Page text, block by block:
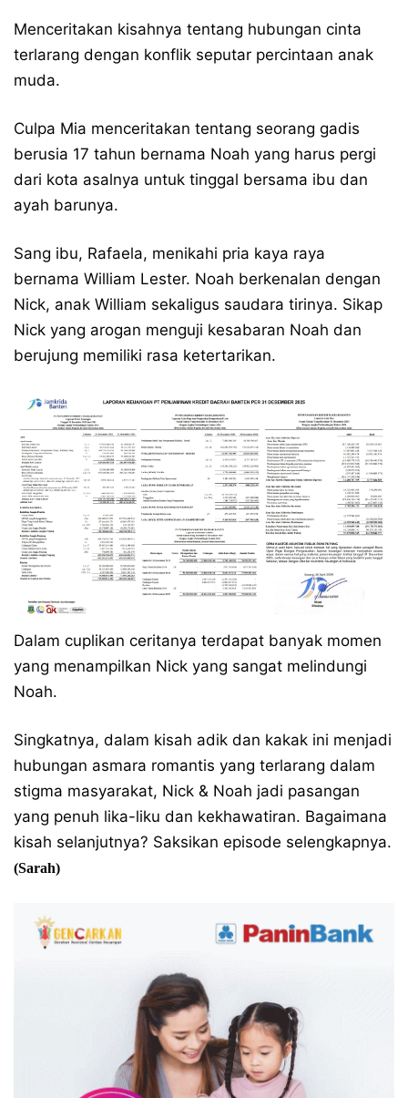
Menceritakan kisahnya tentang hubungan cinta
terlarang dengan konflik seputar percintaan anak
muda.
Culpa Mia menceritakan tentang seorang gadis
berusia 17 tahun bernama Noah yang harus pergi
dari kota asalnya untuk tinggal bersama ibu dan
ayah barunya.
Sang ibu, Rafaela, menikahi pria kaya raya
bernama William Lester. Noah berkenalan dengan
Nick, anak William sekaligus saudara tirinya. Sikap
Nick yang arogan menguji kesabaran Noah dan
berujung memiliki rasa ketertarikan.
Dalam cuplikan ceritanya terdapat banyak momen
yang menampilkan Nick yang sangat melindungi
Noah.
Singkatnya, dalam kisah adik dan kakak ini menjadi
hubungan asmara romantis yang terlarang dalam
stigma masyarakat, Nick & Noah jadi pasangan
yang penuh lika-liku dan kekhawatiran. Bagaimana
kisah selanjutnya? Saksikan episode selengkapnya.
(Sarah)